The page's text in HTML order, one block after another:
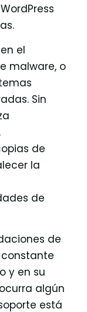
el
malware, o
Sin
de
la
de
de
y en su
algún
está